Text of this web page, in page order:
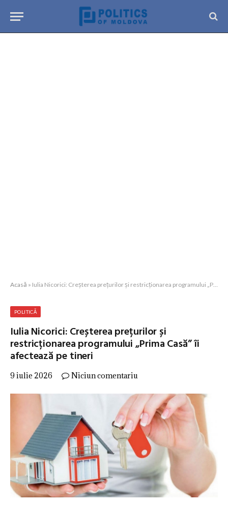
Acasă » Iulia Nicorici: Creșterea prețurilor și restricționarea programului „Prima Casă” îi afectează pe tineri
POLITICĂ
Iulia Nicorici: Creșterea prețurilor și
restricționarea programului „Prima Casă” îi
afectează pe tineri
9 iulie 2026 Niciun comentariu